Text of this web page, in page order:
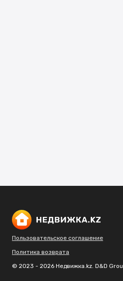
Пользовательское соглашение
Политика возврата
© 2023 - 2026 Недвижка.kz. D&D